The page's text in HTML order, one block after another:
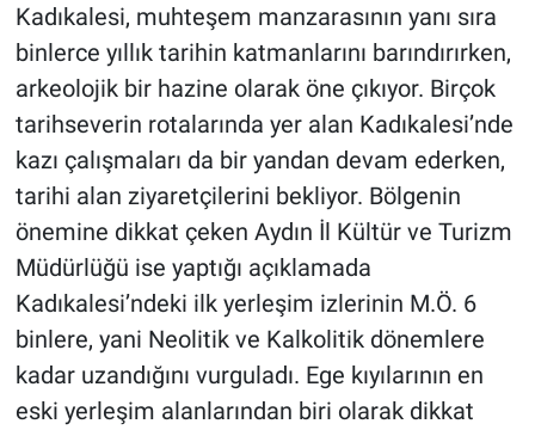
Kadıkalesi, muhteşem manzarasının yanı sıra
binlerce yıllık tarihin katmanlarını barındırırken,
arkeolojik bir hazine olarak öne çıkıyor. Birçok
tarihseverin rotalarında yer alan Kadıkalesi’nde
kazı çalışmaları da bir yandan devam ederken,
tarihi alan ziyaretçilerini bekliyor. Bölgenin
önemine dikkat çeken Aydın İl Kültür ve Turizm
Müdürlüğü ise yaptığı açıklamada
Kadıkalesi’ndeki ilk yerleşim izlerinin M.Ö. 6
binlere, yani Neolitik ve Kalkolitik dönemlere
kadar uzandığını vurguladı. Ege kıyılarının en
eski yerleşim alanlarından biri olarak dikkat